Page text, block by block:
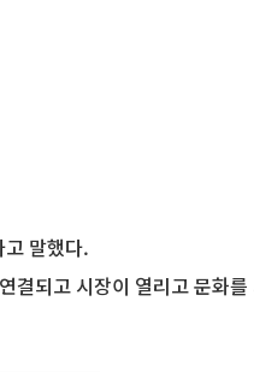
말했다.
되고 시장이 열리고 문화